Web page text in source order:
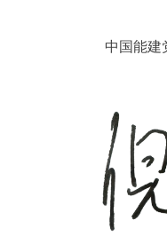
中国能建